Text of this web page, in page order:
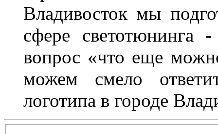
Владивосток мы
сфере светотюнинга
вопрос «что еще
можем смело
логотипа в городе